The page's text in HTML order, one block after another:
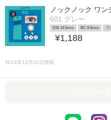
ノックノック ワン
601 グレー
DIA 14.5mm BC 8.6mm ワ
¥1,188
2021年12月31日投稿